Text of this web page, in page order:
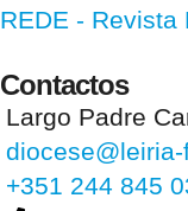
REDE - Revista
Contactos
Largo Padre
+351 244 845